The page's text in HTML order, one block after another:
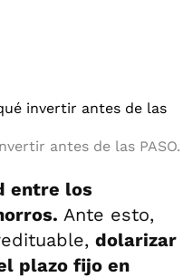
antes de las PASO.
entre los
Ante esto,
dolarizar
plazo fijo en